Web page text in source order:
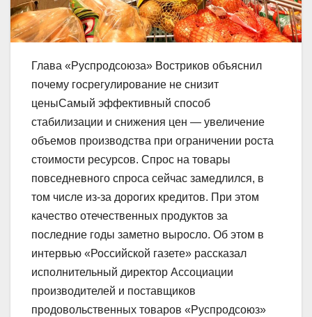
Глава «Руспродсоюза» Востриков объяснил
почему госрегулирование не снизит
ценыСамый эффективный способ
стабилизации и снижения цен — увеличение
объемов производства при ограничении роста
стоимости ресурсов. Спрос на товары
повседневного спроса сейчас замедлился, в
том числе из-за дорогих кредитов. При этом
качество отечественных продуктов за
последние годы заметно выросло. Об этом в
интервью «Российской газете» рассказал
исполнительный директор Ассоциации
производителей и поставщиков
продовольственных товаров «Руспродсоюз»